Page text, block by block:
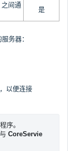
之间通
是
务器：
以便连接
序。
CoreServie